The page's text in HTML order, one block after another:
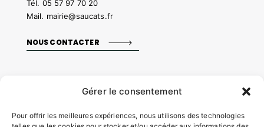
Gérer le consentement
Pour offrir les meilleures expériences, nous utilisons des technologies
Tél. 05 57 97 70 20
Mail. mairie@saucats.fr
NOUS CONTACTER
Mardi: